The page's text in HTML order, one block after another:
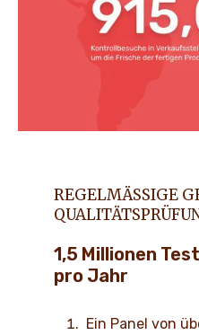
REGELMÄSSIGE
1,5 Millionen
pro Jahr
Ein Panel von